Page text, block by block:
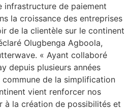
infrastructure de paiement
la croissance des entreprises
de la clientèle sur le continent
Olugbenga Agboola,
« Ayant collaboré
depuis plusieurs années
de la simplification
vient renforcer nos
à la création de possibilités et